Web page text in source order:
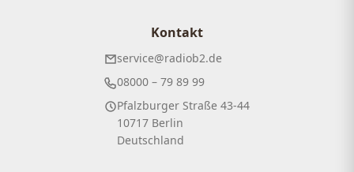
Kontakt
service@radiob2.de
08000 – 79 89 99
Pfalzburger Straße 43-44
10717 Berlin
Deutschland